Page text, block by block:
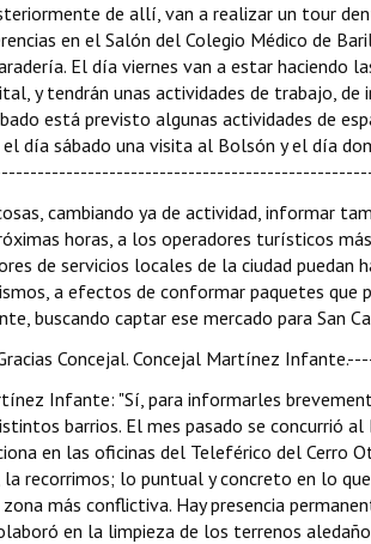
de allí, van a realizar un tour
en el Salón del Colegio Médico de
El día viernes van a estar haciendo
y tendrán unas actividades de trabajo,
está previsto algunas actividades de
el día sábado una visita al Bolsón y el día
cambiando ya de actividad, informar
horas, a los operadores turísticos
de servicios locales de la ciudad puedan
a efectos de conformar paquetes que
buscando captar ese mercado para San
Concejal. Concejal Martínez
Infante: "Sí, para informarles
barrios. El mes pasado se concurrió
en las oficinas del Teleférico del Cerro
recorrimos; lo puntual y concreto en lo
más conflictiva. Hay presencia
en la limpieza de los terrenos